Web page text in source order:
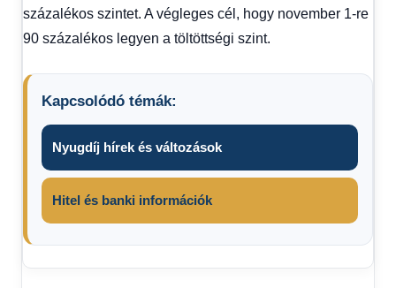
százalékos szintet. A végleges cél, hogy november 1-re
90 százalékos legyen a töltöttségi szint.
Kapcsolódó témák:
Nyugdíj hírek és változások
Hitel és banki információk